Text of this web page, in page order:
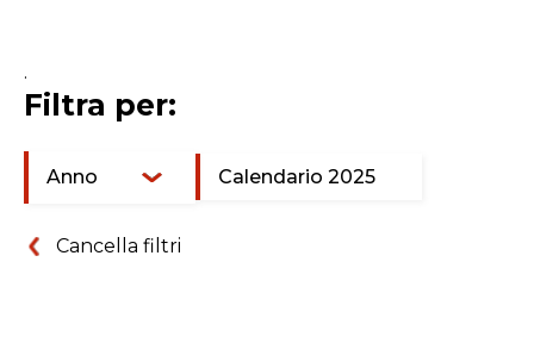
.
Filtra per:
Anno Calendario 2025
Cancella filtri